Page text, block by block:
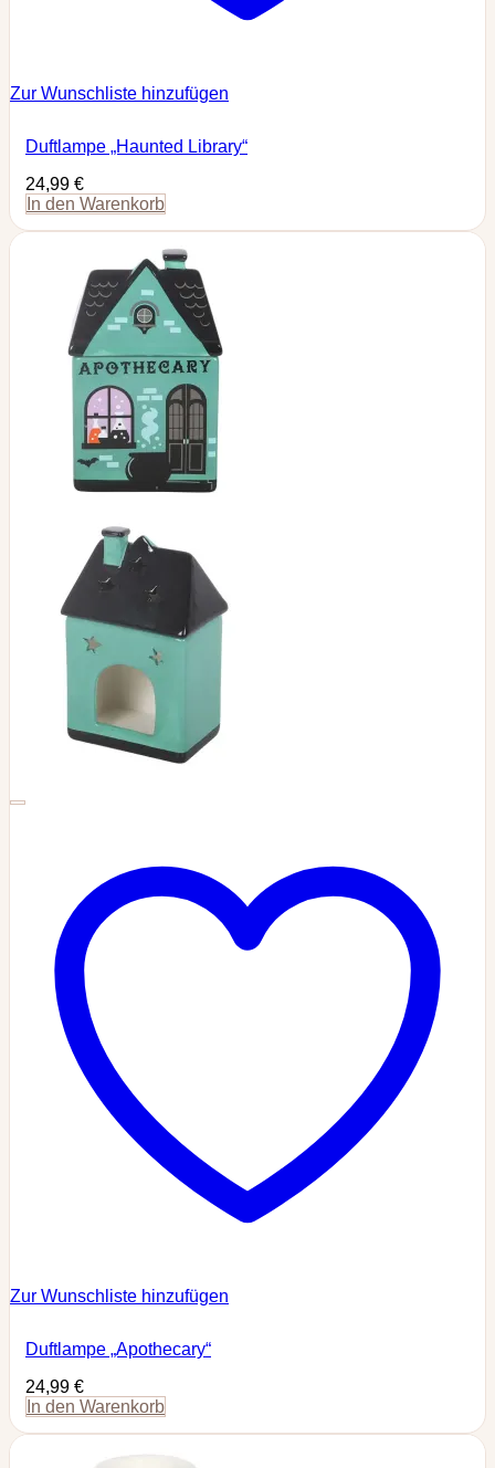
Zur Wunschliste hinzufügen
Duftlampe „Haunted Library“
24,99 €
In den Warenkorb
Zur Wunschliste hinzufügen
Duftlampe „Apothecary“
24,99 €
In den Warenkorb